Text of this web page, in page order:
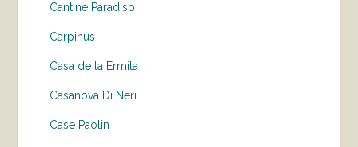
Cantine Paradiso
Carpinus
Casa de la Ermita
Casanova Di Neri
Case Paolin